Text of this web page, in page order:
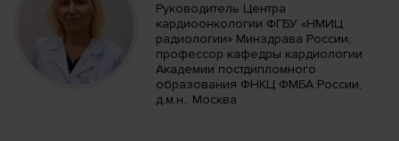
Руководитель Центра
кардиоонкологии ФГБУ «НМИЦ
радиологии» Минздрава России,
профессор кафедры кардиологии
Академии постдипломного
образования ФНКЦ ФМБА России,
д.м.н., Москва